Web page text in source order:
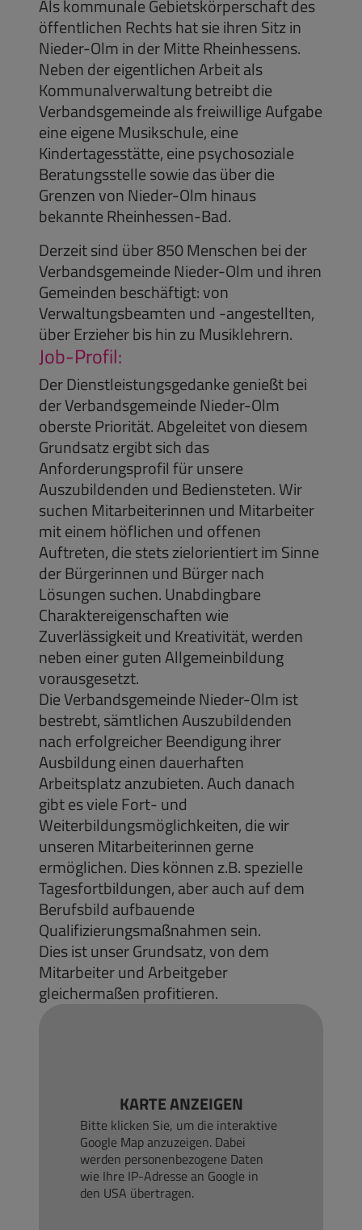
Als kommunale Gebietskörperschaft des
öffentlichen Rechts hat sie ihren Sitz in
Nieder-Olm in der Mitte Rheinhessens.
Neben der eigentlichen Arbeit als
Kommunalverwaltung betreibt die
Verbandsgemeinde als freiwillige Aufgabe
eine eigene Musikschule, eine
Kindertagesstätte, eine psychosoziale
Beratungsstelle sowie das über die
Grenzen von Nieder-Olm hinaus
bekannte Rheinhessen-Bad.
Derzeit sind über 850 Menschen bei der
Verbandsgemeinde Nieder-Olm und ihren
Gemeinden beschäftigt: von
Verwaltungsbeamten und -angestellten,
über Erzieher bis hin zu Musiklehrern.
Job-Profil:
Der Dienstleistungsgedanke genießt bei
der Verbandsgemeinde Nieder-Olm
oberste Priorität. Abgeleitet von diesem
Grundsatz ergibt sich das
Anforderungsprofil für unsere
Auszubildenden und Bediensteten. Wir
suchen Mitarbeiterinnen und Mitarbeiter
mit einem höflichen und offenen
Auftreten, die stets zielorientiert im Sinne
der Bürgerinnen und Bürger nach
Lösungen suchen. Unabdingbare
Charaktereigenschaften wie
Zuverlässigkeit und Kreativität, werden
neben einer guten Allgemeinbildung
vorausgesetzt.
Die Verbandsgemeinde Nieder-Olm ist
bestrebt, sämtlichen Auszubildenden
nach erfolgreicher Beendigung ihrer
Ausbildung einen dauerhaften
Arbeitsplatz anzubieten. Auch danach
gibt es viele Fort- und
Weiterbildungsmöglichkeiten, die wir
unseren Mitarbeiterinnen gerne
ermöglichen. Dies können z.B. spezielle
Tagesfortbildungen, aber auch auf dem
Berufsbild aufbauende
Qualifizierungsmaßnahmen sein.
Dies ist unser Grundsatz, von dem
Mitarbeiter und Arbeitgeber
gleichermaßen profitieren.
KARTE ANZEIGEN
Bitte klicken Sie, um die interaktive
Google Map anzuzeigen. Dabei
werden personenbezogene Daten
wie Ihre IP-Adresse an Google in
den USA übertragen.